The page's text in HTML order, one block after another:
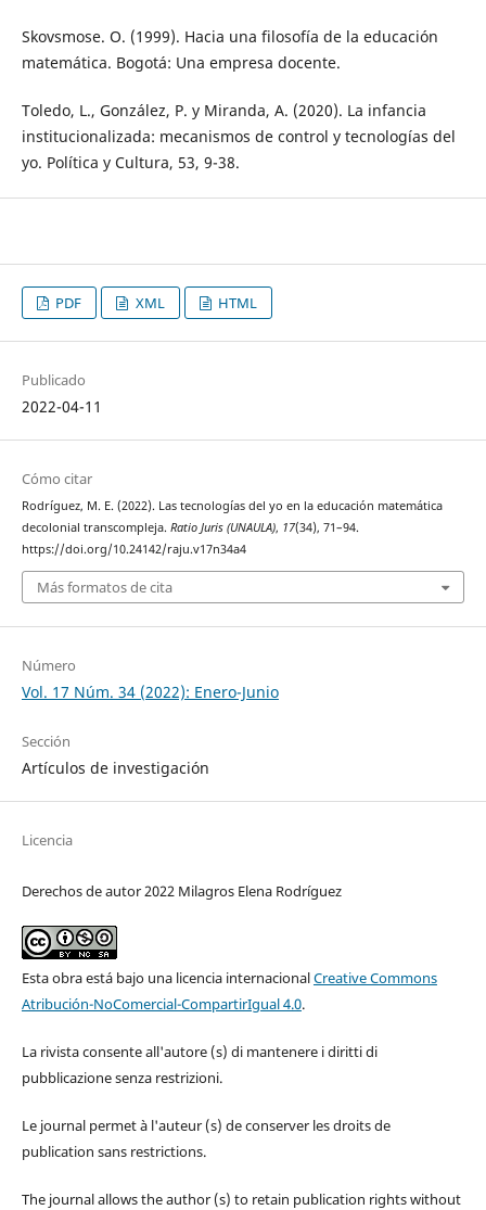
Skovsmose. O. (1999). Hacia una filosofía de la educación
matemática. Bogotá: Una empresa docente.
Toledo, L., González, P. y Miranda, A. (2020). La infancia
institucionalizada: mecanismos de control y tecnologías del
yo. Política y Cultura, 53, 9-38.
PDF XML HTML
Publicado
2022-04-11
Cómo citar
Rodríguez, M. E. (2022). Las tecnologías del yo en la educación matemática
decolonial transcompleja. Ratio Juris (UNAULA), 17(34), 71–94.
https://doi.org/10.24142/raju.v17n34a4
Más formatos de cita
Número
Vol. 17 Núm. 34 (2022): Enero-Junio
Sección
Artículos de investigación
Licencia
Derechos de autor 2022 Milagros Elena Rodríguez
Esta obra está bajo una licencia internacionalCreative Commons
Atribución-NoComercial-CompartirIgual 4.0.
La rivista consente all'autore (s) di mantenere i diritti di
pubblicazione senza restrizioni.
Le journal permet à l'auteur (s) de conserver les droits de
publication sans restrictions.
The journal allows the author (s) to retain publication rights without